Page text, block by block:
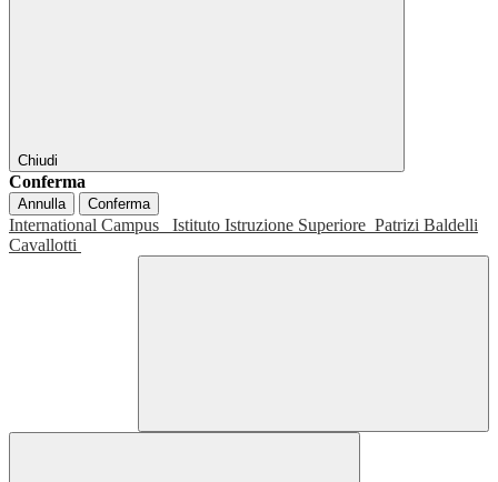
Chiudi
Conferma
Annulla Conferma
International Campus Istituto Istruzione Superiore Patrizi Baldelli
Cavallotti